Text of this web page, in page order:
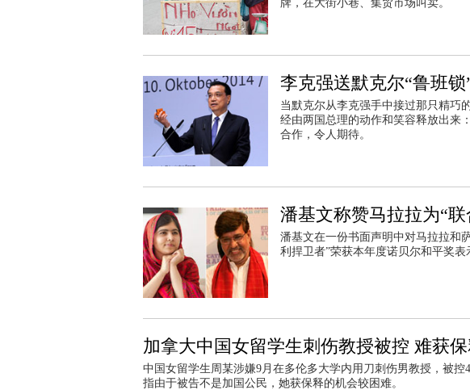
牌，在大街小巷、集贸市场叫卖。
李克强送默克尔“鲁班锁
当默克尔从李克强手中接过那只精巧
经由两国总理的动作和笑容释放出来
合作，令人期待。
潘基文称赞马拉拉为“
潘基文在一份书面声明中对马拉拉和
利捍卫者”荣获本年度诺贝尔和平奖表
加拿大中国女留学生刺伤教授被控 难获
中国女留学生周某涉嫌9月在多伦多大学内用刀刺伤男教授，被控
指由于被告不是加国公民，她获保释的机会较困难。